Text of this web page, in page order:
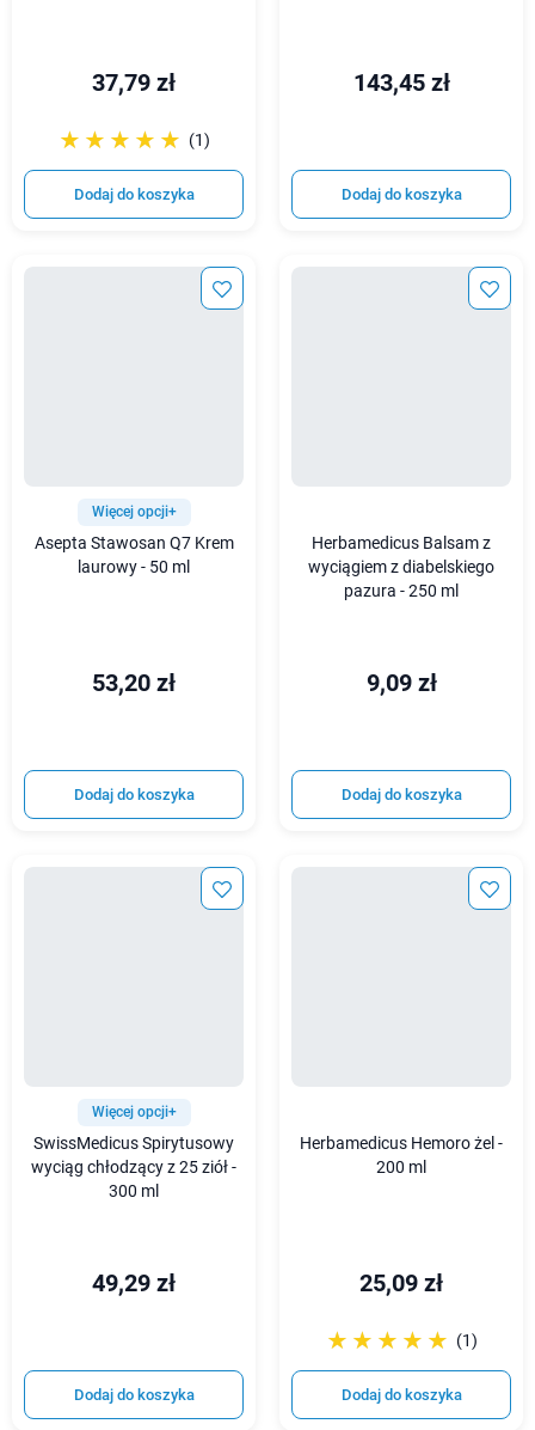
37,79 zł
☆☆☆☆☆
★★★★★ (1)
Dodaj do koszyka
143,45 zł
Dodaj do koszyka
Więcej opcji+
Asepta Stawosan Q7 Krem
laurowy - 50 ml
53,20 zł
Dodaj do koszyka
Herbamedicus Balsam z
wyciągiem z diabelskiego
pazura - 250 ml
9,09 zł
Dodaj do koszyka
Więcej opcji+
SwissMedicus Spirytusowy
wyciąg chłodzący z 25 ziół -
300 ml
49,29 zł
Dodaj do koszyka
Herbamedicus Hemoro żel -
200 ml
25,09 zł
☆☆☆☆☆
★★★★★ (1)
Dodaj do koszyka